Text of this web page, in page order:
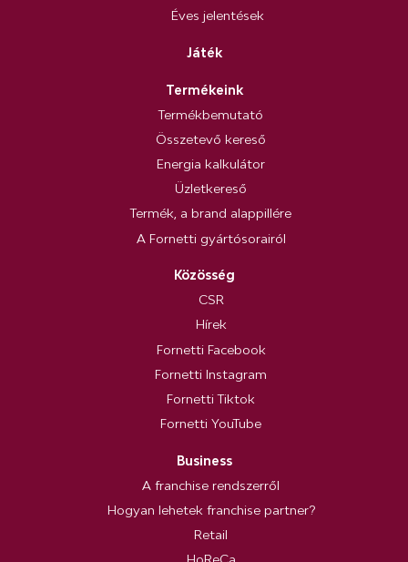
Éves jelentések
Játék
Termékeink
Termékbemutató
Összetevő kereső
Energia kalkulátor
Üzletkereső
Termék, a brand alappillére
A Fornetti gyártósorairól
Közösség
CSR
Hírek
Fornetti Facebook
Fornetti Instagram
Fornetti Tiktok
Fornetti YouTube
Business
A franchise rendszerről
Hogyan lehetek franchise partner?
Retail